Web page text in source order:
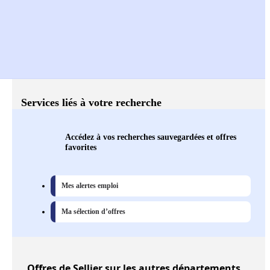
Services liés à votre recherche
Accédez à vos recherches sauvegardées et offres
favorites
Mes alertes emploi
Ma sélection d’offres